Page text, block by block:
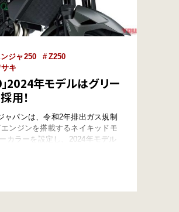
ジャ250
Z250
キ
2024年モデルはグリー
用！
ャパンは、令和2年排出ガス規制
ンジンを搭載するネイキッドモ
カラーを設定し、2024年モデル
ワサキモータースジャパン 新